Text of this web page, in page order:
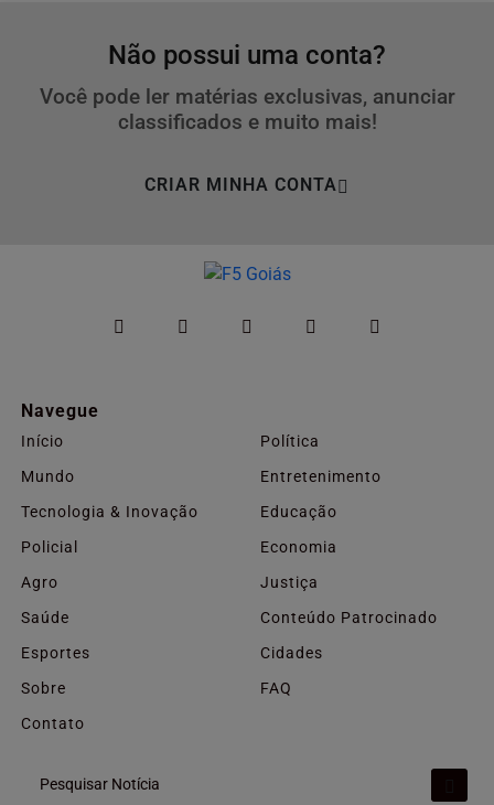
Não possui uma conta?
Você pode ler matérias exclusivas, anunciar
classificados e muito mais!
CRIAR MINHA CONTA
Navegue
Início
Política
Mundo
Entretenimento
Tecnologia & Inovação
Educação
Policial
Economia
Agro
Justiça
Saúde
Conteúdo Patrocinado
Esportes
Cidades
Sobre
FAQ
Contato
Pesquisar Notícia